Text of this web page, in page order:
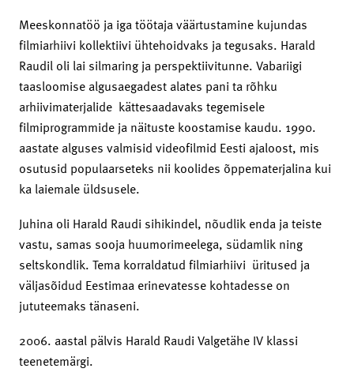
Meeskonnatöö ja iga töötaja väärtustamine kujundas
filmiarhiivi kollektiivi ühtehoidvaks ja tegusaks. Harald
Raudil oli lai silmaring ja perspektiivitunne. Vabariigi
taasloomise algusaegadest alates pani ta rõhku
arhiivimaterjalide kättesaadavaks tegemisele
filmiprogrammide ja näituste koostamise kaudu. 1990.
aastate alguses valmisid videofilmid Eesti ajaloost, mis
osutusid populaarseteks nii koolides õppematerjalina kui
ka laiemale üldsusele.
Juhina oli Harald Raudi sihikindel, nõudlik enda ja teiste
vastu, samas sooja huumorimeelega, südamlik ning
seltskondlik. Tema korraldatud filmiarhiivi üritused ja
väljasõidud Eestimaa erinevatesse kohtadesse on
jututeemaks tänaseni.
2006. aastal pälvis Harald Raudi Valgetähe IV klassi
teenetemärgi.